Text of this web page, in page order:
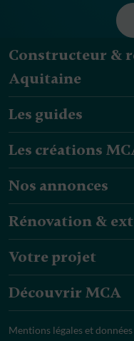
Constructeur &
Aquitaine
Les guides
Les créations
Nos annonces
Rénovation &
Votre projet
Découvrir MCA
Mentions légales et